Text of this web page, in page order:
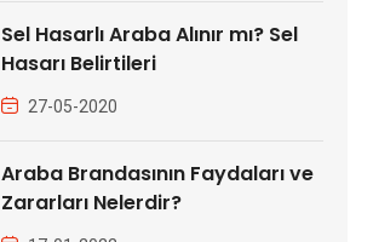
Sel Hasarlı Araba Alınır mı? Sel
Hasarı Belirtileri
27-05-2020
Araba Brandasının Faydaları ve
Zararları Nelerdir?